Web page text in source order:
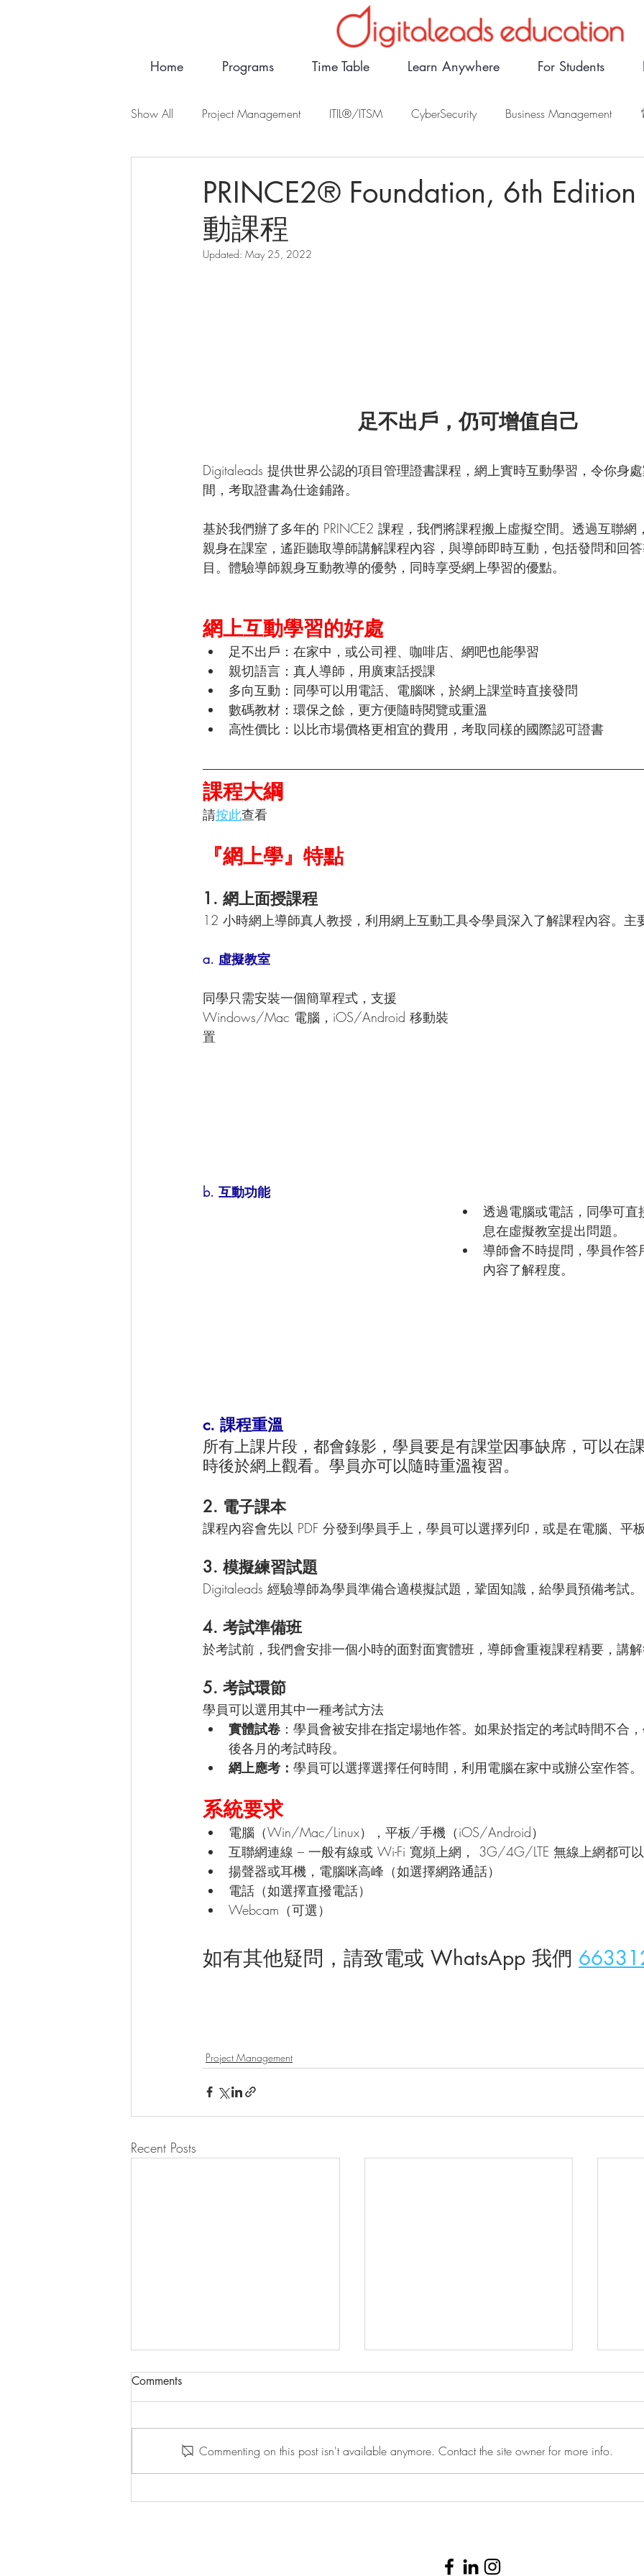
Home Programs Time Table Learn Anywhere For Students
Show All Project Management ITIL®/ITSM CyberSecurity Business Management
PRINCE2® Foundation, 6th
動課程
Updated: May 25, 2022
足不出戶，仍可增值自己
Digitaleads 提供世界公認的項目管理證書課程，網上實時互動學習，令你身
間，考取證書為仕途鋪路。
基於我們辦了多年的 PRINCE2 課程，我們將課程搬上虛擬空間。透過互聯網
親身在課室，遙距聽取導師講解課程內容，與導師即時互動，包括發問和回
目。體驗導師親身互動教導的優勢，同時享受網上學習的優點。
網上互動學習的好處
足不出戶：在家中，或公司裡、咖啡店、網吧也能學習
親切語言：真人導師，用廣東話授課
多向互動：同學可以用電話、電腦咪，於網上課堂時直接發問
數碼教材：環保之餘，更方便隨時閱覽或重溫
高性價比：以比市場價格更相宜的費用，考取同樣的國際認可證書
課程大綱
請按此查看
『網上學』特點
1. 網上面授課程
12 小時網上導師真人教授，利用網上互動工具令學員深入了解課程內容。主
a. 虛擬教室
同學只需安裝一個簡單程式，支援
Windows/Mac 電腦，iOS/Android 移動裝
置
b. 互動功能
透過電腦或電話，同學可直
息在虛擬教室提出問題。
導師會不時提問，學員作答
內容了解程度。
c. 課程重溫
所有上課片段，都會錄影，學員要是有課堂因事缺席，可以在
時後於網上觀看。學員亦可以隨時重溫複習。
2. 電子課本
課程內容會先以 PDF 分發到學員手上，學員可以選擇列印，或是在電腦、平板
3. 模擬練習試題
Digitaleads 經驗導師為學員準備合適模擬試題，鞏固知識，給學員預備考試。
4. 考試準備班
於考試前，我們會安排一個小時的面對面實體班，導師會重複課程精要，講解
5. 考試環節
學員可以選用其中一種考試方法
實體試卷 ：學員會被安排在指定場地作答。如果於指定的考試時間不合
後各月的考試時段。
網上應考： 學員可以選擇選擇任何時間，利用電腦在家中或辦公室作答。
系統要求
電腦（Win/Mac/Linux），平板/手機（iOS/Android）
互聯網連線 – 一般有線或 Wi-Fi 寬頻上網， 3G/4G/LTE 無線上網都可以
揚聲器或耳機，電腦咪高峰（如選擇網路通話）
電話（如選擇直撥電話）
Webcam（可選）
如有其他疑問，請致電或 WhatsApp 我們
Project Management
Recent Posts
PRINCE2® Foundation, 6th
程的項目管理方法。 PRINCE2 提
供了一種易於定制和可擴展的方法
PRINCE2® Foundation, 6th
Comments
Commenting on this post isn't available anymore. Contact the site owner for more info.